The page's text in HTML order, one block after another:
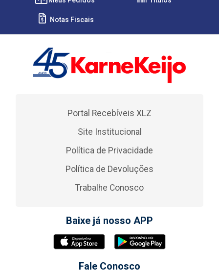
Notas Fiscais
Portal Recebíveis XLZ
Site Institucional
Política de Privacidade
Política de Devoluções
Trabalhe Conosco
Baixe já nosso APP
Fale Conosco